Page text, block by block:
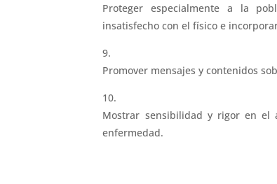
Proteger especialmente a la
insatisfecho con el físico e
Promover mensajes y contenidos
Mostrar sensibilidad y rigor en el
enfermedad.